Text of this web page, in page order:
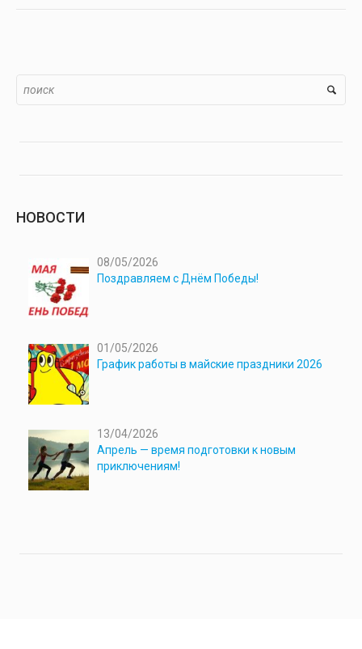
НОВОСТИ
08/05/2026
Поздравляем с Днём Победы!
01/05/2026
График работы в майские праздники 2026
13/04/2026
Апрель — время подготовки к новым
приключениям!